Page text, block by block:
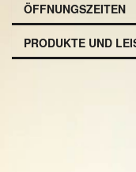
ÖFFNUNGSZEITEN
PRODUKTE UND